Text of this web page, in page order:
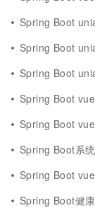
Spring Boot
Spring Boot
Spring Boot
Spring Boot
Spring Boot
Spring Boot系
Spring Boot
Spring Boot健